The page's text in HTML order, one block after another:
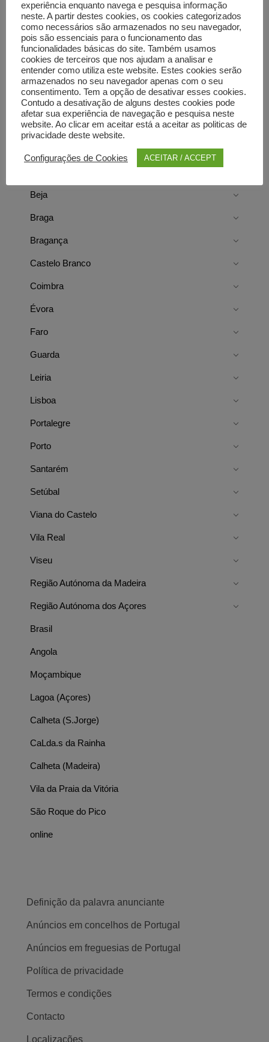
Ferramentas e Equipamentos
Diversos
Leilões e outras vendas
Directorist Locations
Beja
Braga
Bragança
Castelo Branco
Coimbra
Évora
Faro
Guarda
Leiria
Lisboa
Portalegre
Porto
Santarém
Setúbal
Viana do Castelo
Vila Real
Viseu
Região Autónoma da Madeira
Região Autónoma dos Açores
Brasil
Angola
Moçambique
Lagoa (Açores)
Calheta (S.Jorge)
CaLda.s da Rainha
Calheta (Madeira)
Vila da Praia da Vitória
São Roque do Pico
online
Definição da palavra anunciante
Anúncios em concelhos de Portugal
Anúncios em freguesias de Portugal
Política de privacidade
Termos e condições
Contacto
Localizações
experiência enquanto navega e pesquisa informação
neste. A partir destes cookies, os cookies categorizados
como necessários são armazenados no seu navegador,
pois são essenciais para o funcionamento das
funcionalidades básicas do site. Também usamos
cookies de terceiros que nos ajudam a analisar e
entender como utiliza este website. Estes cookies serão
armazenados no seu navegador apenas com o seu
consentimento. Tem a opção de desativar esses cookies.
Contudo a desativação de alguns destes cookies pode
afetar sua experiência de navegação e pesquisa neste
website. Ao clicar em aceitar está a aceitar as politicas de
privacidade deste website.
Configurações de Cookies ACEITAR / ACCEPT